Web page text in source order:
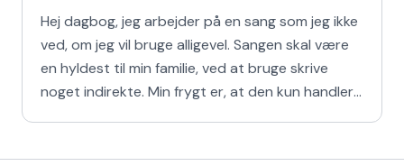
Hej dagbog, jeg arbejder på en sang som jeg ikke
ved, om jeg vil bruge alligevel. Sangen skal være
en hyldest til min familie, ved at bruge skrive
noget indirekte. Min frygt er, at den kun handler